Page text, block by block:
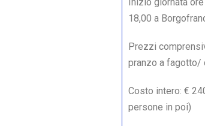
18,00 a
Prezzi
pranzo a fagotto/
Costo intero: €
persone in poi)